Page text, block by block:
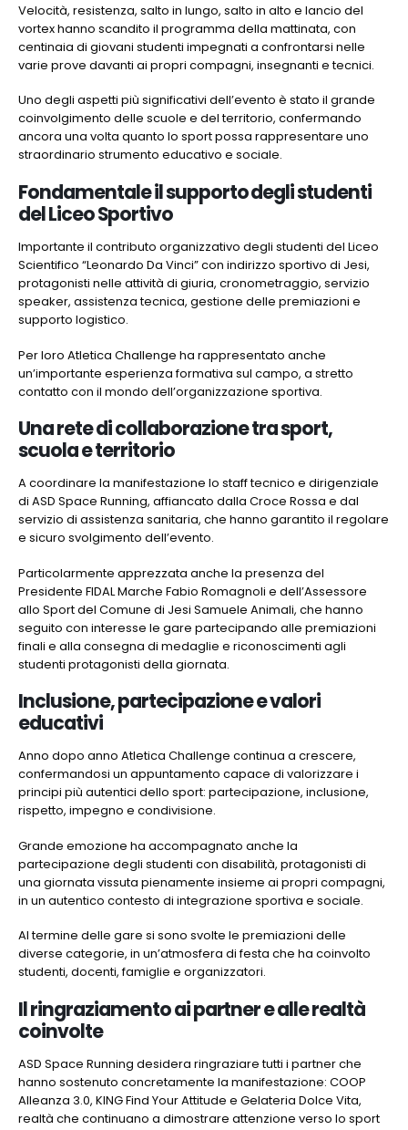
Velocità, resistenza, salto in lungo, salto in alto e lancio del
vortex hanno scandito il programma della mattinata, con
centinaia di giovani studenti impegnati a confrontarsi nelle
varie prove davanti ai propri compagni, insegnanti e tecnici.
Uno degli aspetti più significativi dell’evento è stato il grande
coinvolgimento delle scuole e del territorio, confermando
ancora una volta quanto lo sport possa rappresentare uno
straordinario strumento educativo e sociale.
Fondamentale il supporto degli studenti
del Liceo Sportivo
Importante il contributo organizzativo degli studenti del Liceo
Scientifico “Leonardo Da Vinci” con indirizzo sportivo di Jesi,
protagonisti nelle attività di giuria, cronometraggio, servizio
speaker, assistenza tecnica, gestione delle premiazioni e
supporto logistico.
Per loro Atletica Challenge ha rappresentato anche
un’importante esperienza formativa sul campo, a stretto
contatto con il mondo dell’organizzazione sportiva.
Una rete di collaborazione tra sport,
scuola e territorio
A coordinare la manifestazione lo staff tecnico e dirigenziale
di ASD Space Running, affiancato dalla Croce Rossa e dal
servizio di assistenza sanitaria, che hanno garantito il regolare
e sicuro svolgimento dell’evento.
Particolarmente apprezzata anche la presenza del
Presidente FIDAL Marche Fabio Romagnoli e dell’Assessore
allo Sport del Comune di Jesi Samuele Animali, che hanno
seguito con interesse le gare partecipando alle premiazioni
finali e alla consegna di medaglie e riconoscimenti agli
studenti protagonisti della giornata.
Inclusione, partecipazione e valori
educativi
Anno dopo anno Atletica Challenge continua a crescere,
confermandosi un appuntamento capace di valorizzare i
principi più autentici dello sport: partecipazione, inclusione,
rispetto, impegno e condivisione.
Grande emozione ha accompagnato anche la
partecipazione degli studenti con disabilità, protagonisti di
una giornata vissuta pienamente insieme ai propri compagni,
in un autentico contesto di integrazione sportiva e sociale.
Al termine delle gare si sono svolte le premiazioni delle
diverse categorie, in un’atmosfera di festa che ha coinvolto
studenti, docenti, famiglie e organizzatori.
Il ringraziamento ai partner e alle realtà
coinvolte
ASD Space Running desidera ringraziare tutti i partner che
hanno sostenuto concretamente la manifestazione: COOP
Alleanza 3.0, KING Find Your Attitude e Gelateria Dolce Vita,
realtà che continuano a dimostrare attenzione verso lo sport